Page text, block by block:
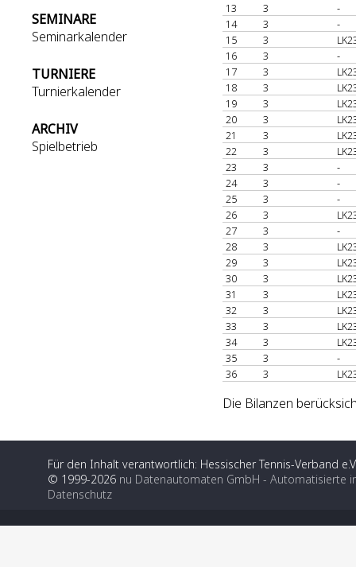
SEMINARE
Seminarkalender
TURNIERE
Turnierkalender
ARCHIV
Spielbetrieb
13
3
-
14
3
-
15
3
16
3
-
17
3
18
3
19
3
20
3
21
3
22
3
23
3
-
24
3
-
25
3
-
26
3
27
3
-
28
3
29
3
30
3
31
3
32
3
33
3
34
3
35
3
-
36
3
Die Bilanzen
Für den Inhalt verantwortlich: Hessischer Tennis-Verband
© 1999-2026 nu Datenautomaten GmbH - Automatisierte
Datenschutz